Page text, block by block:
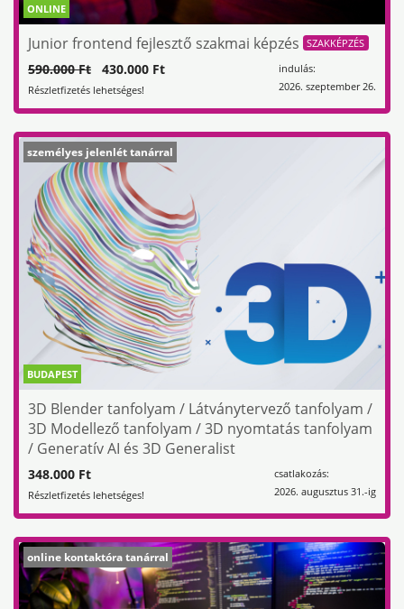
ONLINE
Junior frontend fejlesztő szakmai képzés
SZAKKÉPZÉS
indulás:
2026. szeptember 26.
590.000 Ft 430.000 Ft
Részletfizetés lehetséges!
BUDAPEST
személyes jelenlét tanárral
3D Blender tanfolyam / Látványtervező tanfolyam /
3D Modellező tanfolyam / 3D nyomtatás tanfolyam
/ Generatív AI és 3D Generalist
csatlakozás:
2026. augusztus 31.-ig
348.000 Ft
Részletfizetés lehetséges!
online kontaktóra tanárral